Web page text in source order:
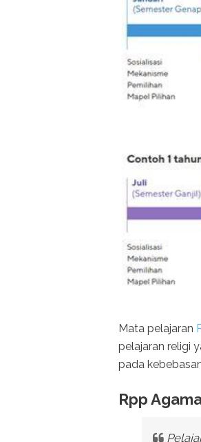
Mata pelajaran
pelajaran religi
pada
Rpp